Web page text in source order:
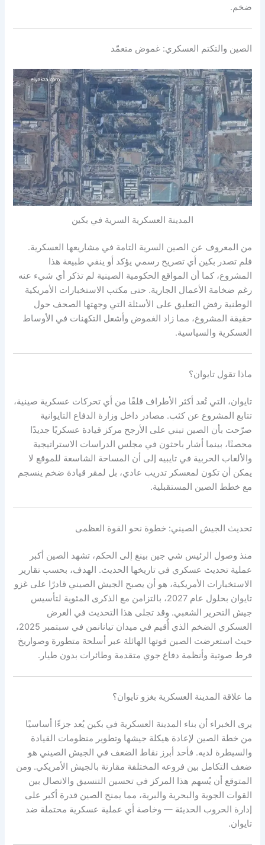
ضخم.
الصين والتكتم العسكري: غموض متعمّد
المدينة العسكرية السرية في بكين
من المعروف عن الصين السرية التامة في مشاريعها العسكرية.
فلم تصدر بكين أي تصريح رسمي يؤكد أو ينفي طبيعة هذا
المشروع، كما أن المواقع الحكومية الصينية لم تذكر أي شيء عنه
رغم ضخامة الأعمال الجارية. حتى مكتب الاستخبارات الأمريكية
الوطنية رفض التعليق على الأسئلة التي وجهتها الصحف حول
حقيقة المشروع، مما زاد الغموض وأشعل التكهنات في الأوساط
العسكرية والسياسية.
ماذا تقول تايوان؟
تايوان، التي تُعد أكثر الأطراف قلقًا من أي تحركات عسكرية صينية،
تتابع المشروع عن كثب. مصادر داخل وزارة الدفاع التايوانية
صرّحت بأن الصين تبني على الأرجح مركز قيادة عسكريًا جديدًا
محصنًا، بينما أشار باحثون في مجلس الدراسات الاستراتيجية
والألعاب الحربية في تايبيه إلى أن المساحة الشاسعة للموقع لا
يمكن أن تكون لمعسكر تدريب عادي، بل لمقر قيادة ضخم ينسجم
مع خطط الصين المستقبلية.
تحديث الجيش الصيني: خطوة نحو القوة العظمى
منذ وصول الرئيس شي جين بينغ إلى الحكم، تشهد الصين أكبر
عملية تحديث عسكري في تاريخها الحديث. الهدف، بحسب تقارير
الاستخبارات الأمريكية، هو أن يصبح الجيش الصيني قادرًا على غزو
تايوان بحلول عام 2027، بالتزامن مع الذكرى المئوية لتأسيس
جيش التحرير الشعبي. وقد تجلى هذا التحديث في العرض
العسكري الضخم الذي أُقيم في ميدان تيانانمن في سبتمبر 2025،
حيث استعرضت الصين قوتها الهائلة عبر أسلحة متطورة وصواريخ
فرط صوتية وأنظمة دفاع جوي متقدمة وطائرات بدون طيار.
ما علاقة المدينة العسكرية بغزو تايوان؟
يرى الخبراء أن بناء المدينة العسكرية في بكين يُعد جزءًا أساسيًا
من خطة الصين لإعادة هيكلة جيشها وتطوير منظومات القيادة
والسيطرة لديه. فأحد أبرز نقاط الضعف في الجيش الصيني هو
ضعف التكامل بين فروعه المختلفة مقارنة بالجيش الأمريكي. ومن
المتوقع أن يُسهم هذا المركز في تحسين التنسيق والاتصال بين
القوات الجوية والبحرية والبرية، مما يمنح الصين قدرة أكبر على
إدارة الحروب الحديثة — وخاصة أي عملية عسكرية محتملة ضد
تايوان.